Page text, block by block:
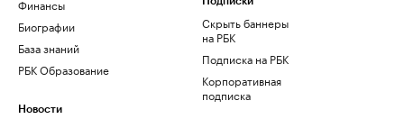
Финансы
Биографии
База знаний
РБК Образование
Новости
Скрыть баннеры
на РБК
Подписка на РБК
Корпоративная
подписка